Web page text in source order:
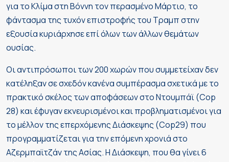
για το Κλίμα στη Βόννη τον περασμένο Μάρτιο, το
φάντασμα της τυχόν επιστροφής του Τραμπ στην
εξουσία κυριάρχησε επί όλων των άλλων θεμάτων
ουσίας.
Οι αντιπρόσωποι των 200 χωρών που συμμετείχαν δεν
κατέληξαν σε σχεδόν κανένα συμπέρασμα σχετικά με το
πρακτικό σκέλος των αποφάσεων στο Ντουμπάϊ (Cop
28) και έφυγαν εκνευρισμένοι και προβληματισμένοι για
το μέλλον της επερχόμενης Διάσκεψης (Cop29) που
προγραμματίζεται για την επόμενη χρονιά στο
Αζερμπαϊτζάν της Ασίας. Η Διάσκεψη, που θα γίνει 6